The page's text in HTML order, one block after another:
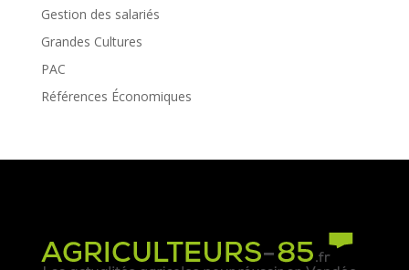
Gestion des salariés
Grandes Cultures
PAC
Références Économiques